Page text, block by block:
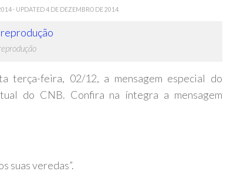
· UPDATED4 DE DEZEMBRO DE 2014
terça-feira, 02/12, a mensagem especial do
do CNB. Confira na íntegra a mensagem
suas veredas”.